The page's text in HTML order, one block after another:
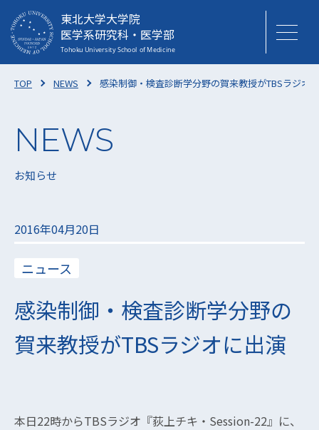
東北大学大学院
医学系研究科・医学部
TOP NEWS 感染制御・検査診断学分野の賀来教授がTBSラジオ
お知らせ
2016年04月20日
ニュース
感染制御・検査診断学分野の
賀来教授がTBSラジオに出演
本日22時からTBSラジオ『荻上チキ・Session-22』に、